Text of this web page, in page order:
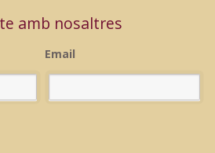
amb nosaltres
Email